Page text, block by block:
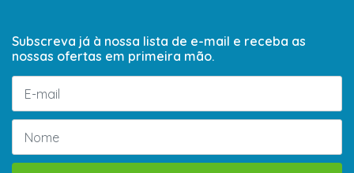
Subscreva já à nossa lista de e-mail e receba as
nossas ofertas em primeira mão.